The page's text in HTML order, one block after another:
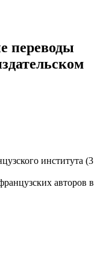
переводы
института (3